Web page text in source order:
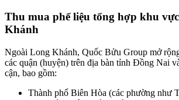
Thu mua phế liệu tổng hợp khu
Khánh
Ngoài Long Khánh, Quốc Bửu Group mở
các quận (huyện) trên địa bàn tỉnh Đồng Nai
cận, bao gồm:
Thành phố Biên Hòa (các phường như